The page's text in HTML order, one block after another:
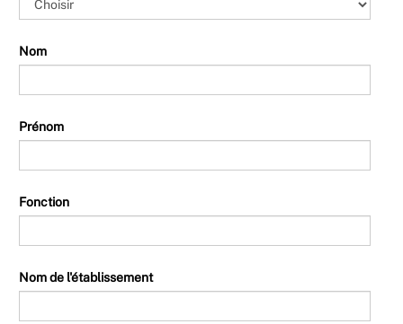
Nom
Prénom
Fonction
Nom de l'établissement